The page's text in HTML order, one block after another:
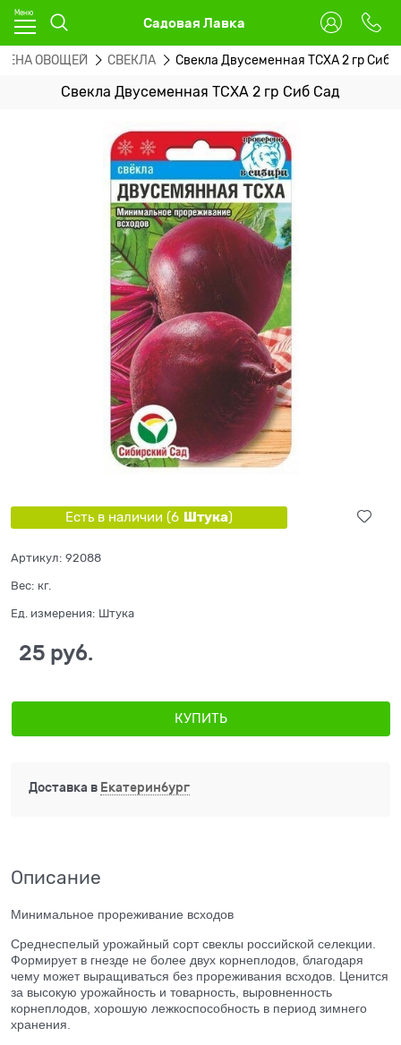
Садовая Лавка
ОВОЩЕЙ СВЕКЛА Свекла Двусеменная ТСХА 2 гр Сиб
Свекла Двусеменная ТСХА 2 гр Сиб Сад
Есть в наличии (6 Штука)
Артикул: 92088
Вес: кг.
Ед. измерения: Штука
25 руб.
КУПИТЬ
Доставка в Екатеринбург
Описание
Минимальное прореживание всходов
Среднеспелый урожайный сорт свеклы российской селекции.
Формирует в гнезде не более двух корнеплодов, благодаря
чему может выращиваться без прореживания всходов. Ценится
за высокую урожайность и товарность, выровненность
корнеплодов, хорошую лежкоспособность в период зимнего
хранения.